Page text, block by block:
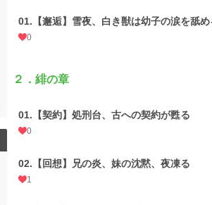
01.【邂逅】雪夜、白き獣は幼子の涙を舐め
0
２．緋の章
01.【契約】処刑台、古への契約が甦る
0
02.【回想】兄の炎、妹の沈黙、夜凍る
1